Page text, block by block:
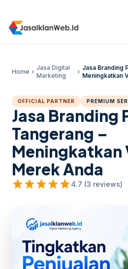
Home chevron_right
Jasa Digital
Marketing
chevron_right
Jasa Branding
Meningkatkan
OFFICIAL PARTNER PREMIUM
Jasa Branding
Tangerang –
Meningkatkan
Merek Anda
starstarstarstarstar4.7 (3 reviews)